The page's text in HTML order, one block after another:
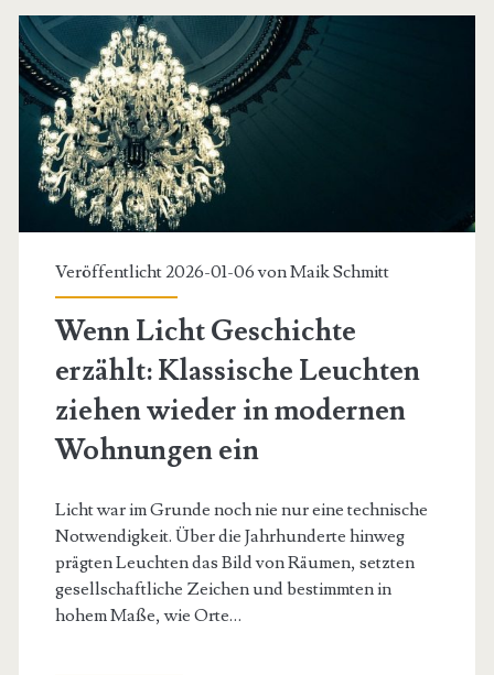
lässt
du
deinen
Außenbereich
erstrahlen
Veröffentlicht 2026-01-06 vonMaik Schmitt
Wenn Licht Geschichte
erzählt: Klassische Leuchten
ziehen wieder in modernen
Wohnungen ein
Licht war im Grunde noch nie nur eine technische
Notwendigkeit. Über die Jahrhunderte hinweg
prägten Leuchten das Bild von Räumen, setzten
gesellschaftliche Zeichen und bestimmten in
hohem Maße, wie Orte…